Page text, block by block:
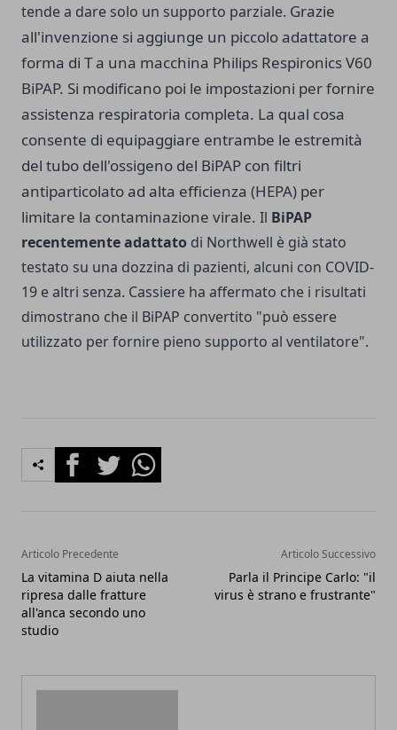
tende a dare solo un supporto parziale. Grazie
all'invenzione si aggiunge un piccolo adattatore a
forma di T a una macchina Philips Respironics V60
BiPAP. Si modificano poi le impostazioni per fornire
assistenza respiratoria completa. La qual cosa
consente di equipaggiare entrambe le estremità
del tubo dell'ossigeno del BiPAP con filtri
antiparticolato ad alta efficienza (HEPA) per
limitare la contaminazione virale. Il BiPAP
recentemente adattato di Northwell è già stato
testato su una dozzina di pazienti, alcuni con COVID-
19 e altri senza. Cassiere ha affermato che i risultati
dimostrano che il BiPAP convertito "può essere
utilizzato per fornire pieno supporto al ventilatore".
FacebookTwitterWhatsapp
Articolo Precedente
La vitamina D aiuta nella
ripresa dalle fratture
all'anca secondo uno
studio
Articolo Successivo
Parla il Principe Carlo: "il
virus è strano e frustrante"